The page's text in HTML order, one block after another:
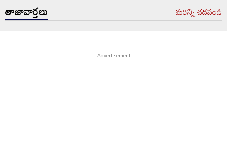
తాజావార్తలు మరిన్ని చదవండి